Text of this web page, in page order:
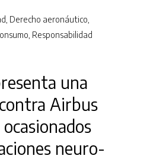
Derecho aeronáutico
Responsabilidad
una
Airbus
neuro-